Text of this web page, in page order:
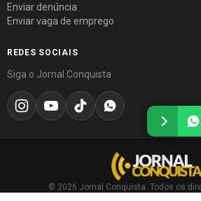
Enviar denúncia
Enviar vaga de emprego
REDES SOCIAIS
Siga o Jornal Conquista
© 2026 Jornal Conquista. Todos os